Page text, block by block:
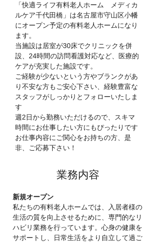
「快適ライフ有料老人ホーム　メディカ
ルケア千代田橋」は名古屋市守山区小幡
にオープン予定の有料老人ホームになり
ます。
当施設は居室が30床でクリニックを併
設、24時間の訪問看護対応など、医療的
ケアが充実した施設です。
ご経験が少ないという方やブランクがあ
り不安な方もご安心下さい、経験豊富な
スタッフがしっかりとフォローいたしま
す
週2日から勤務いただけるので、スキマ
時間にお仕事したい方にもぴったりです
お仕事内容にご関心をお持ちの方、是
非、ご応募下さい！
​業務内容
新規オープン
私たちの有料老人ホームでは、入居者様の
生活の質を向上させるために、専門的なリ
ハビリ業務を行っています。心身の健康を
サポートし、日常生活をより自立して過ご